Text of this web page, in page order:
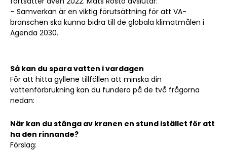
– Samverkan är en viktig förutsättning för att VA-
branschen ska kunna bidra till de globala klimatmålen i
Agenda 2030.
Så kan du spara vatten i vardagen
För att hitta gyllene tillfällen att minska din
vattenförbrukning kan du fundera på de två frågorna
nedan:
När kan du stänga av kranen en stund istället för att
ha den rinnande?
Förslag: